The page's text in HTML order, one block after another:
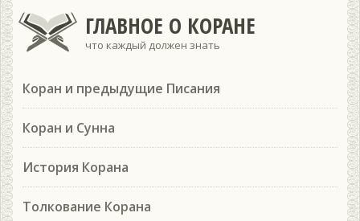
ГЛАВНОЕ О КОРАНЕ
что каждый должен знать
Коран и предыдущие Писания
Коран и Сунна
История Корана
Толкование Корана